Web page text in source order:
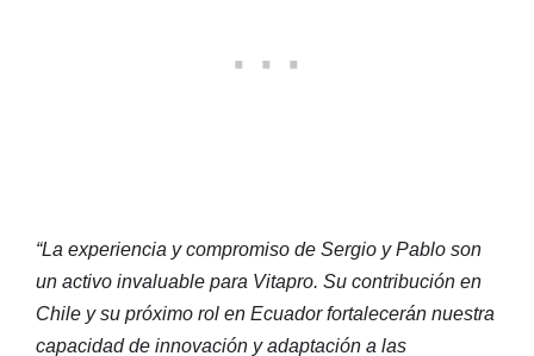
“La experiencia y compromiso de Sergio y Pablo son
un activo invaluable para Vitapro. Su contribución en
Chile y su próximo rol en Ecuador fortalecerán nuestra
capacidad de innovación y adaptación a las